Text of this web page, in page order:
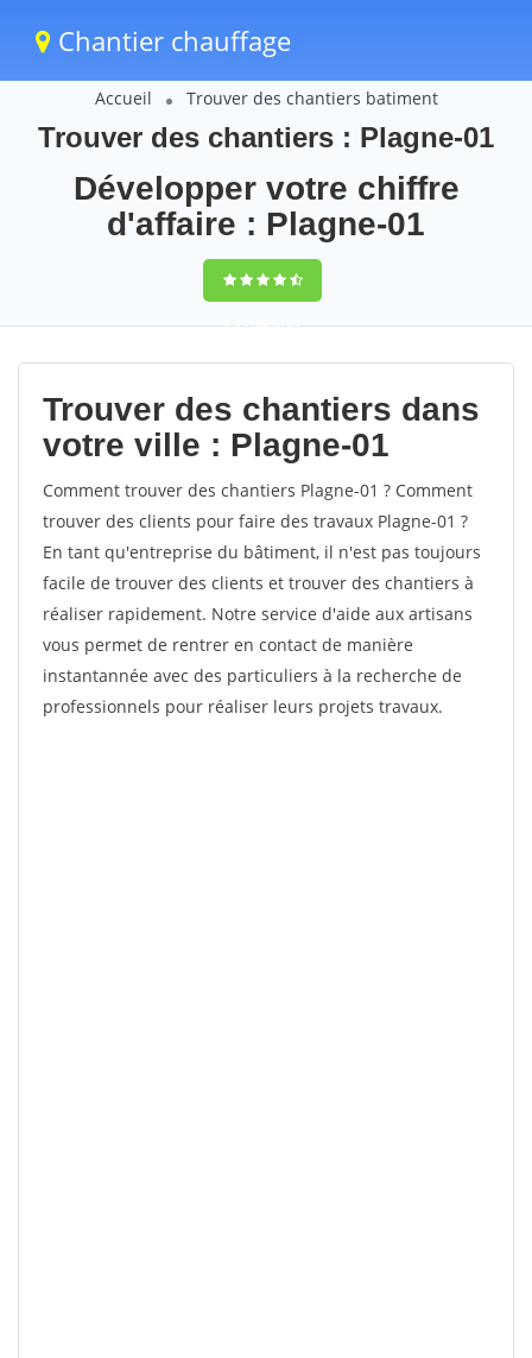
Chantier chauffage
Accueil Trouver des chantiers batiment
Trouver des chantiers : Plagne-01
Développer votre chiffre
d'affaire : Plagne-01
9,5(100%)61
votes
Trouver des chantiers dans
votre ville : Plagne-01
Comment trouver des chantiers Plagne-01 ? Comment
trouver des clients pour faire des travaux Plagne-01 ?
En tant qu'entreprise du bâtiment, il n'est pas toujours
facile de trouver des clients et trouver des chantiers à
réaliser rapidement. Notre service d'aide aux artisans
vous permet de rentrer en contact de manière
instantannée avec des particuliers à la recherche de
professionnels pour réaliser leurs projets travaux.